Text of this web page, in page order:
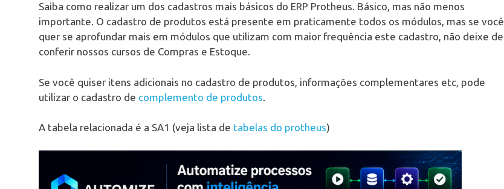
Saiba como realizar um dos cadastros mais básicos do ERP Protheus. Básico, mas não menos
importante. O cadastro de produtos está presente em praticamente todos os módulos, mas se você
quer se aprofundar mais em módulos que utilizam com maior frequência este cadastro, não deixe de
conferir nossos cursos de Compras e Estoque.
Se você quiser itens adicionais no cadastro de produtos, informações complementares etc, pode
utilizar o cadastro de complemento de produtos
A tabela relacionada é a SA1 (veja lista de tabelas do protheus)